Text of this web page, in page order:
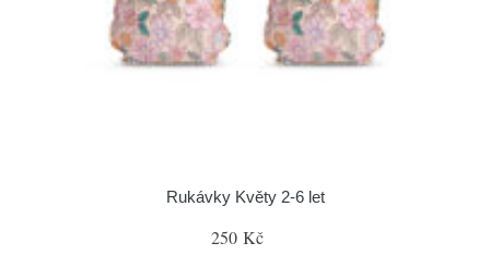
Rukávky Květy 2-6 let
250 Kč